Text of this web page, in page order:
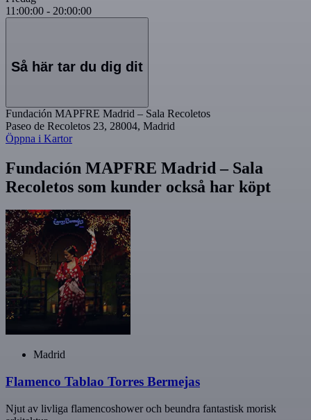
11:00:00 - 20:00:00
Så här tar du dig dit
Fundación MAPFRE Madrid – Sala Recoletos
Paseo de Recoletos 23, 28004, Madrid
Öppna i Kartor
Fundación MAPFRE Madrid – Sala
Recoletos som kunder också har köpt
Madrid
Flamenco Tablao Torres Bermejas
Njut av livliga flamencoshower och beundra fantastisk morisk